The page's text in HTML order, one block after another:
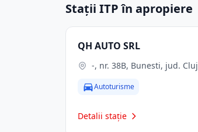
Stații ITP în apropiere
QH AUTO SRL
-, nr. 38B, Bunesti, jud. Cluj
Autoturisme
Detalii stație